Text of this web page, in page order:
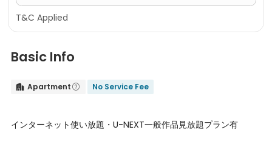
T&C Applied
Basic Info
 Apartment  No Service Fee
インターネット使い放題・U-NEXT一般作品見放題プラン有